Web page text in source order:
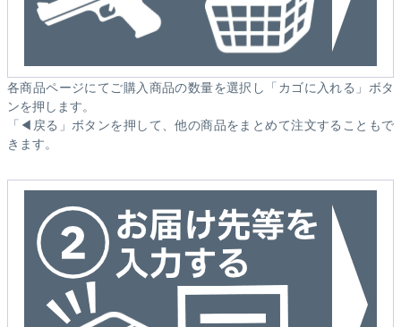
各商品ページにてご購入商品の数量を選択し「カゴに入れる」ボタ
ンを押します。
「◀戻る」ボタンを押して、他の商品をまとめて注文することもで
きます。